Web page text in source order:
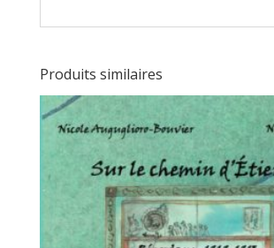
Produits similaires